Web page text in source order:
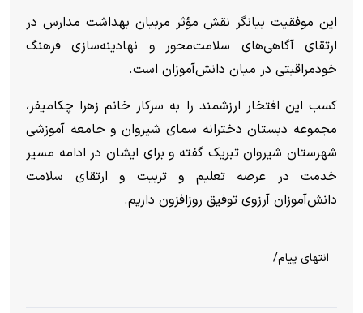
این موفقیت بیانگر نقش مؤثر مربیان بهداشت مدارس در
ارتقای آگاهی‌های سلامت‌محور و نهادینه‌سازی فرهنگ
خودمراقبتی در میان دانش‌آموزان است.
کسب این افتخار ارزشمند را به سرکار خانم زهرا چکامیفر،
مجموعه دبستان دخترانه سمای شیروان و جامعه آموزشی
شهرستان شیروان تبریک گفته و برای ایشان در ادامه مسیر
خدمت در عرصه تعلیم و تربیت و ارتقای سلامت
دانش‌آموزان آرزوی توفیق روزافزون داریم.
انتهای پیام/